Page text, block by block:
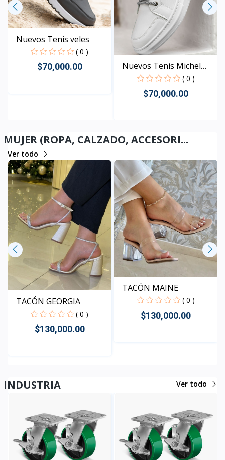
Nuevos Tenis veles
( 0 )
$70,000.00
Nuevos Tenis Michel
Cab...
( 0 )
$70,000.00
MUJER (ROPA, CALZADO, ACCESORI...
Ver todo
TACÓN GEORGIA
( 0 )
$130,000.00
TACÓN MAINE
( 0 )
$130,000.00
INDUSTRIA Ver todo